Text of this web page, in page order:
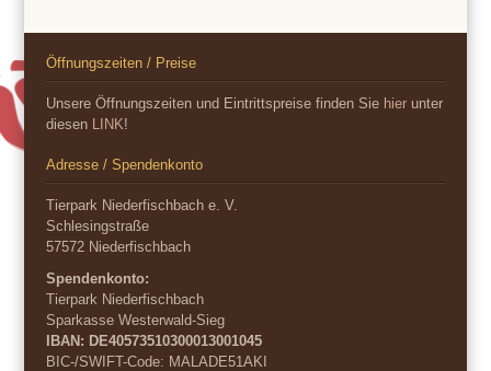
Öffnungszeiten / Preise
Unsere Öffnungszeiten und Eintrittspreise finden Sie hier unter
diesen LINK!
Adresse / Spendenkonto
Tierpark Niederfischbach e. V.
Schlesingstraße
57572 Niederfischbach
Spendenkonto:
Tierpark Niederfischbach
Sparkasse Westerwald-Sieg
IBAN: DE40573510300013001045
BIC-/SWIFT-Code: MALADE51AKI